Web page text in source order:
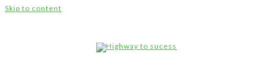
Skip to content